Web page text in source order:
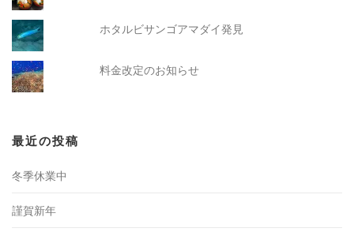
ホタルビサンゴアマダイ発見
料金改定のお知らせ
最近の投稿
冬季休業中
謹賀新年